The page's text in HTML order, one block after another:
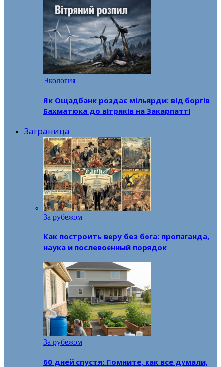
Экология
Як Ощадбанк роздає мільярди: від боргів
Бахматюка до вітряків на Закарпатті
Заграница
За рубежом
Как построить веру без бога: пропаганда,
наука и послевоенный порядок
За рубежом
60 дней спустя: Помните, как все думали,